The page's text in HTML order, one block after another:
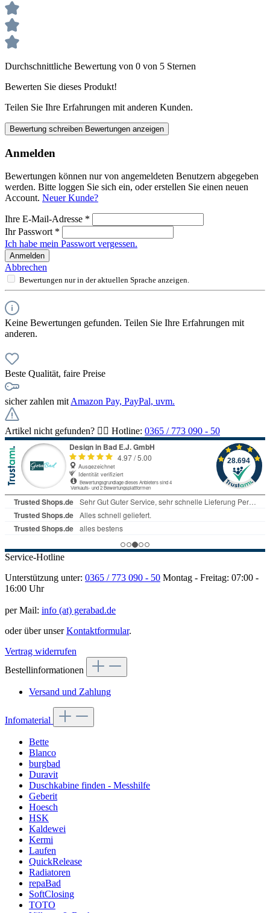
Durchschnittliche Bewertung von 0 von 5 Sternen
Bewerten Sie dieses Produkt!
Teilen Sie Ihre Erfahrungen mit anderen Kunden.
Bewertung schreiben Bewertungen anzeigen
Anmelden
Bewertungen können nur von angemeldeten Benutzern abgegeben
werden. Bitte loggen Sie sich ein, oder erstellen Sie einen neuen
Account. Neuer Kunde?
Ihre E-Mail-Adresse *
Ihr Passwort *
Ich habe mein Passwort vergessen.
Anmelden
Abbrechen
Bewertungen nur in der aktuellen Sprache anzeigen.
Keine Bewertungen gefunden. Teilen Sie Ihre Erfahrungen mit
anderen.
Beste Qualität, faire Preise
sicher zahlen mit Amazon Pay, PayPal, uvm.
Artikel nicht gefunden? 👉🏻 Hotline: 0365 / 773 090 - 50
Service-Hotline
Unterstützung unter: 0365 / 773 090 - 50 Montag - Freitag: 07:00 -
16:00 Uhr
per Mail: info (at) gerabad.de
oder über unserKontaktformular.
Vertrag widerrufen
Bestellinformationen
Versand und Zahlung
Infomaterial
Bette
Blanco
burgbad
Duravit
Duschkabine finden - Messhilfe
Geberit
Hoesch
HSK
Kaldewei
Kermi
Laufen
QuickRelease
Radiatoren
repaBad
SoftClosing
TOTO